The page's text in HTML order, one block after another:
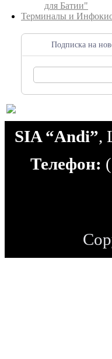
для Батии"
Терминалы и
Подписка на
SIA “Andi”,
Телефон: